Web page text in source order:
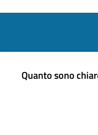
Quanto sono